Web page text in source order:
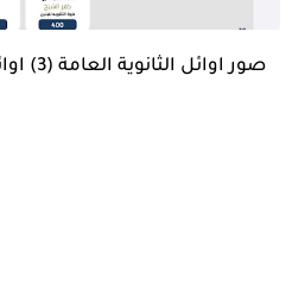
صور اوائل الثانوية العامة (3) اوائل الشعبة العلمية رياضة